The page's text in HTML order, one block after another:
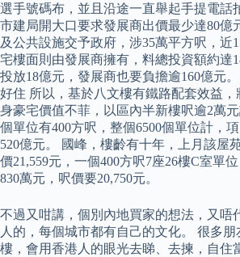
選手號碼布，並且沿途一直舉起手提電話
市建局開大口要求發展商出價最少達80億
及公共設施交予政府，涉35萬平方呎，近
宅樓面則由發展商擁有，料總投資額約達
投放18億元，發展商也要負擔逾160億元
好住 所以，基於八文樓有鐵路配套效益，
身豪宅價值不菲，以區內半新樓呎逾2萬
個單位有400方呎，整個6500個單位計，
520億元。 國峰，樓齡有十年，上月該屋
價21,559元，一個400方呎7座26樓C室單
830萬元，呎價要20,750元。
不過又咁講，個別內地買家的想法，又唔
人的，每個城市都有自己的文化。 很多朋
樓，會用香港人的眼光去睇、去揀，自住